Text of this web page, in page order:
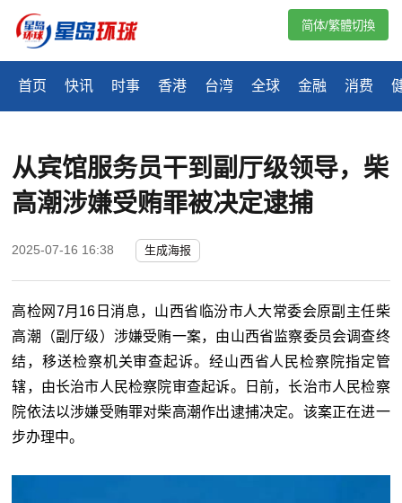
首页 快讯 时事 香港 台湾 全球 金融 消费
简体/繁體切換
从宾馆服务员干到副厅级领导，柴
高潮涉嫌受贿罪被决定逮捕
2025-07-16 16:38 生成海报
高检网7月16日消息，山西省临汾市人大常委会原副主任柴
高潮（副厅级）涉嫌受贿一案，由山西省监察委员会调查终
结，移送检察机关审查起诉。经山西省人民检察院指定管
辖，由长治市人民检察院审查起诉。日前，长治市人民检察
院依法以涉嫌受贿罪对柴高潮作出逮捕决定。该案正在进一
步办理中。